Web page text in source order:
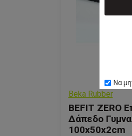
Να
Beka Rubber
BEFIT ZERO
Δάπεδο
100x50x2cm